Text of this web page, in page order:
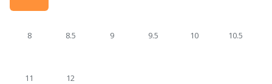
8 8.5 9 9.5 10 10.5
11 12